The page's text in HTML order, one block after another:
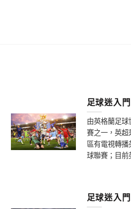
足球迷入
由英格蘭足
賽之一，英超
區有電視轉播
球聯賽；目前
足球迷入